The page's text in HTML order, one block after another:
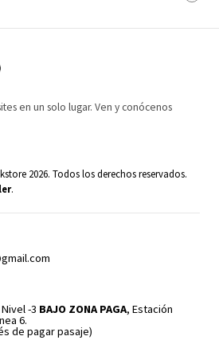
en un solo lugar. Ven y conócenos
2026. Todos los derechos reservados.
.
-3 BAJO ZONA PAGA, Estación
6.
de pagar pasaje)